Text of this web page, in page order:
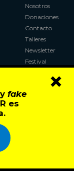
fake
es
×
Nosotros
Donaciones
Contacto
Talleres
Newsletter
Festival